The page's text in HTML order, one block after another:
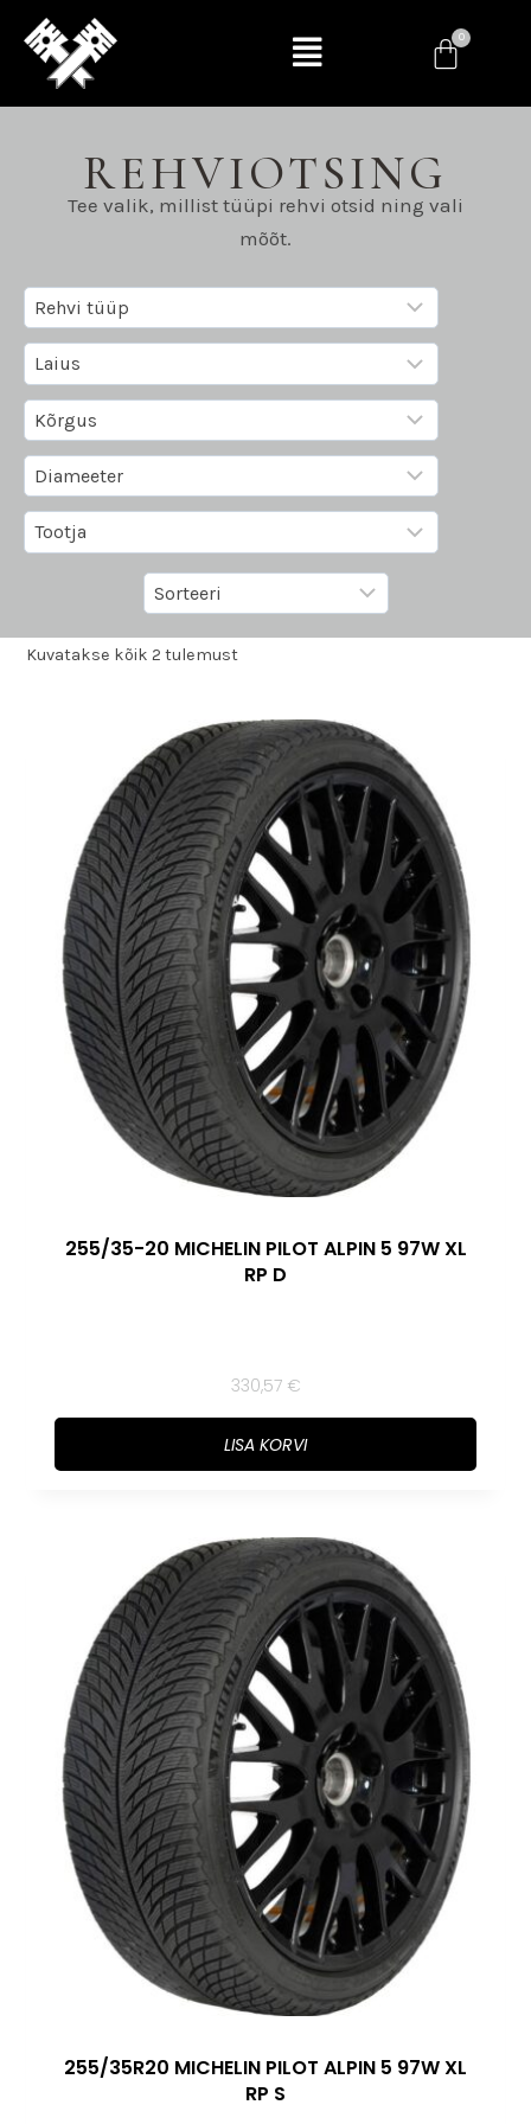
REHVIOTSING
Tee valik, millist tüüpi rehvi otsid ning vali
mõõt.
Kuvatakse kõik 2 tulemust
255/35-20 MICHELIN PILOT ALPIN 5 97W XL
RP D
330,57 €
LISA KORVI
255/35R20 MICHELIN PILOT ALPIN 5 97W XL
RP S